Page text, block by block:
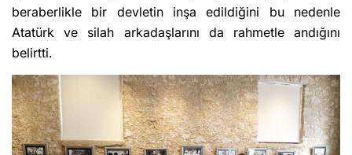
beraberlikle bir devletin inşa edildiğini bu nedenle
Atatürk ve silah arkadaşlarını da rahmetle andığını
belirtti.